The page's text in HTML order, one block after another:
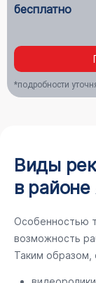
бесплатно
*подробности
Виды
в
Особенностью
возможность
Таким образом,